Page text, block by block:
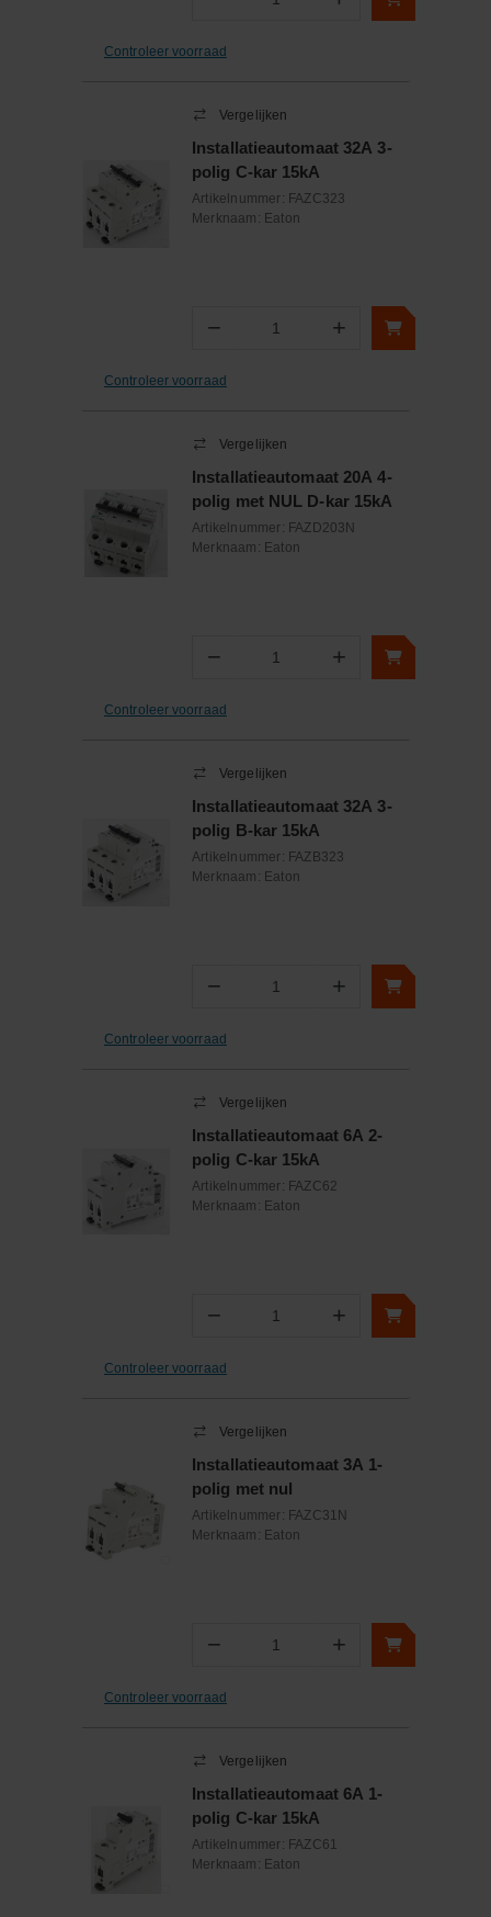
Aantal
Controleer voorraad
Vergelijken
Installatieautomaat 32A 3-
polig C-kar 15kA
Artikelnummer: FAZC323
Merknaam: Eaton
− Aantal +
Controleer voorraad
Vergelijken
Installatieautomaat 20A 4-
polig met NUL D-kar 15kA
Artikelnummer: FAZD203N
Merknaam: Eaton
− Aantal +
Controleer voorraad
Vergelijken
Installatieautomaat 32A 3-
polig B-kar 15kA
Artikelnummer: FAZB323
Merknaam: Eaton
− Aantal +
Controleer voorraad
Vergelijken
Installatieautomaat 6A 2-
polig C-kar 15kA
Artikelnummer: FAZC62
Merknaam: Eaton
− Aantal +
Controleer voorraad
Vergelijken
Installatieautomaat 3A 1-
polig met nul
Artikelnummer: FAZC31N
Merknaam: Eaton
− Aantal +
Controleer voorraad
Vergelijken
Installatieautomaat 6A 1-
polig C-kar 15kA
Artikelnummer: FAZC61
Merknaam: Eaton